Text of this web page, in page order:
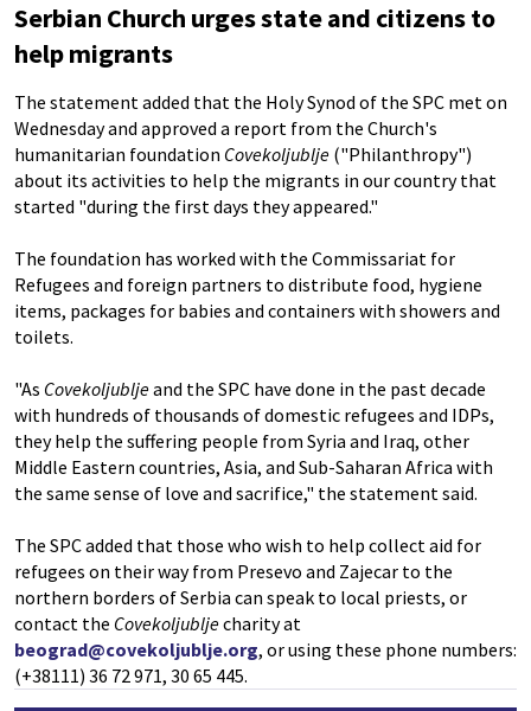
Serbian Church urges state and citizens to
help migrants
The statement added that the Holy Synod of the SPC met on
Wednesday and approved a report from the Church's
humanitarian foundation Covekoljublje ("Philanthropy")
about its activities to help the migrants in our country that
started "during the first days they appeared."
The foundation has worked with the Commissariat for
Refugees and foreign partners to distribute food, hygiene
items, packages for babies and containers with showers and
toilets.
"As Covekoljubljeand the SPC have done in the past decade
with hundreds of thousands of domestic refugees and IDPs,
they help the suffering people from Syria and Iraq, other
Middle Eastern countries, Asia, and Sub-Saharan Africa with
the same sense of love and sacrifice," the statement said.
The SPC added that those who wish to help collect aid for
refugees on their way from Presevo and Zajecar to the
northern borders of Serbia can speak to local priests, or
contact the Covekoljubljecharity at
beograd@covekoljublje.org, or using these phone numbers:
(+38111) 36 72 971, 30 65 445.